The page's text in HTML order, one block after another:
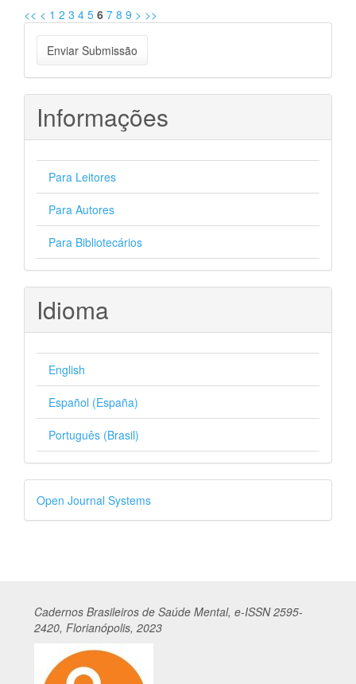
<< < 1 2 3 4 5 6 7 8 9 > >>
Enviar
Submissão
Enviar Submissão
Informações
Para Leitores
Para Autores
Para Bibliotecários
Idioma
English
Español (España)
Português (Brasil)
Desenvolvido
por
Open Journal Systems
Cadernos Brasileiros de Saúde Mental, e-ISSN 2595-
2420, Florianópolis, 2023